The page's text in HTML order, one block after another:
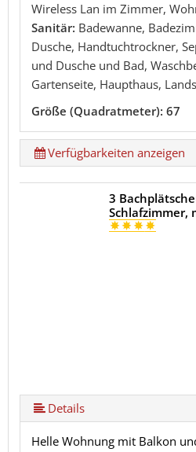
Wireless Lan im Zimmer,
Sanitär: Badewanne,
Dusche, Handtuchtrockner,
und Dusche und Bad,
Gartenseite, Haupthaus,
Größe (Quadratmeter): 67
Verfügbarkeiten anzeigen
3
Schlafzimmer,
Details
Helle Wohnung mit Balkon